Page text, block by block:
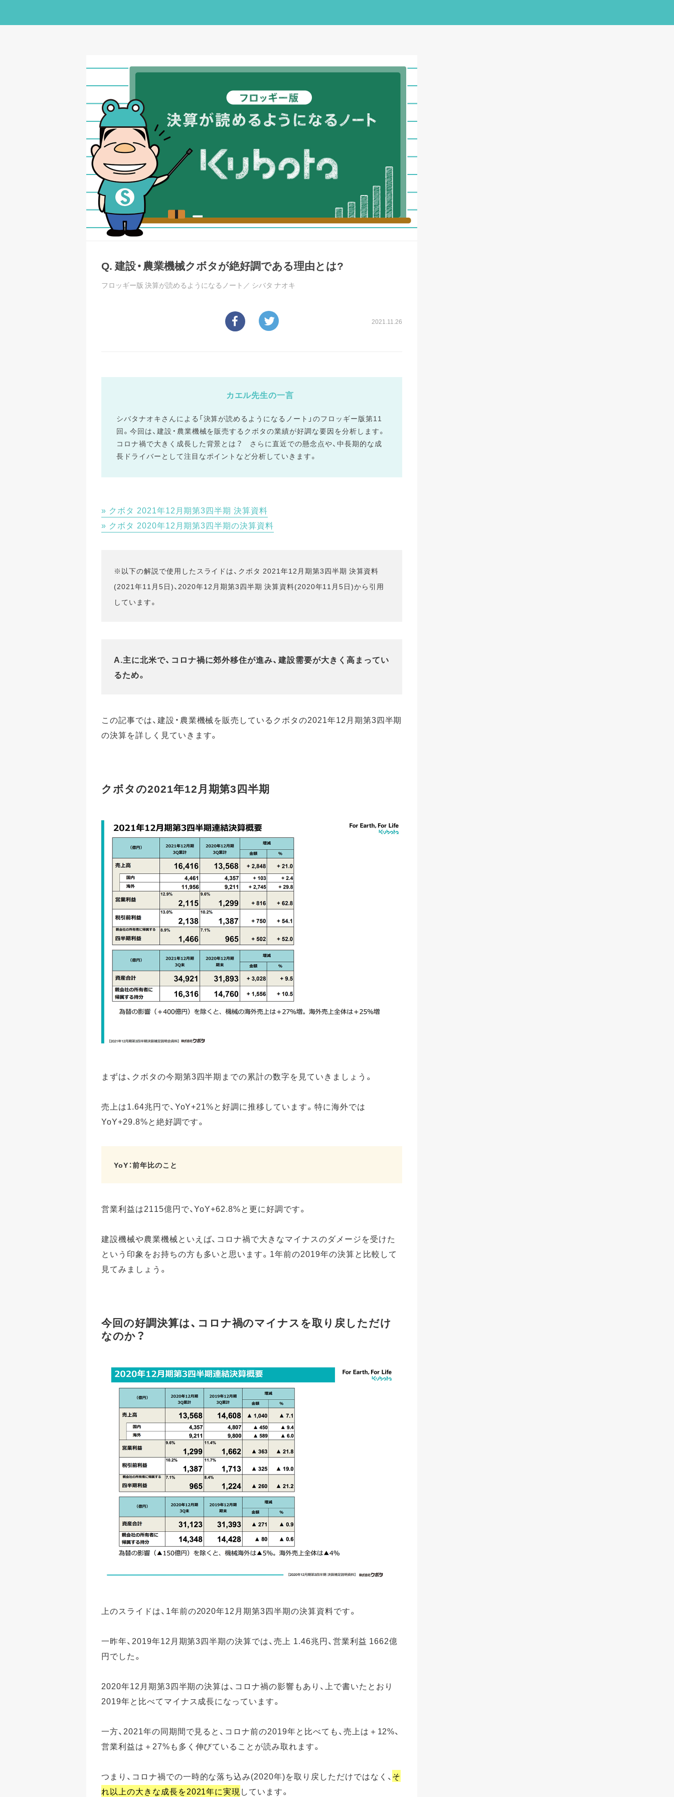
Q. 建設・農業機械クボタが絶好調である理由とは?
フロッギー版 決算が読めるようになるノート／ シバタ ナオキ
2021.11.26
カエル先生の一言
シバタナオキさんによる「決算が読めるようになるノート」のフロッギー版第11
回。今回は、建設・農業機械を販売するクボタの業績が好調な要因を分析します。
コロナ禍で大きく成長した背景とは？ さらに直近での懸念点や、中長期的な成
長ドライバーとして注目なポイントなど分析していきます。
クボタ 2021年12月期第3四半期 決算資料
クボタ 2020年12月期第3四半期の決算資料
※以下の解説で使用したスライドは、クボタ 2021年12月期第3四半期 決算資料
(2021年11月5日)、2020年12月期第3四半期 決算資料(2020年11月5日)から引用
しています。
A.主に北米で、コロナ禍に郊外移住が進み、建設需要が大きく高まってい
るため。
この記事では、建設・農業機械を販売しているクボタの2021年12月期第3四半期
の決算を詳しく見ていきます。
クボタの2021年12月期第3四半期
まずは、クボタの今期第3四半期までの累計の数字を見ていきましょう。
売上は1.64兆円で、YoY+21%と好調に推移しています。特に海外では
YoY+29.8%と絶好調です。
YoY：前年比のこと
営業利益は2115億円で、YoY+62.8%と更に好調です。
建設機械や農業機械といえば、コロナ禍で大きなマイナスのダメージを受けた
という印象をお持ちの方も多いと思います。1年前の2019年の決算と比較して
見てみましょう。
今回の好調決算は、コロナ禍のマイナスを取り戻しただけ
なのか？
上のスライドは、1年前の2020年12月期第3四半期の決算資料です。
一昨年、2019年12月期第3四半期の決算では、売上 1.46兆円、営業利益 1662億
円でした。
2020年12月期第3四半期の決算は、コロナ禍の影響もあり、上で書いたとおり
2019年と比べてマイナス成長になっています。
一方、2021年の同期間で見ると、コロナ前の2019年と比べても、売上は＋12%、
営業利益は＋27%も多く伸びていることが読み取れます。
つまり、コロナ禍での一時的な落ち込み(2020年)を取り戻しただけではなく、そ
れ以上の大きな成長を2021年に実現しています。